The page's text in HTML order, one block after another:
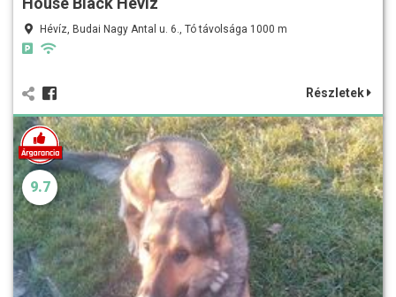
Hévíz, Budai Nagy Antal u. 6., Tó távolsága 1000 m
Részletek
9.7